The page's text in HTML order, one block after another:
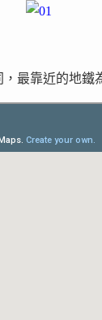
最靠近的地鐵